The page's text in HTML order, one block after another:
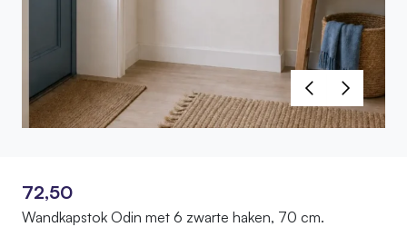
72,50
Wandkapstok Odin met 6 zwarte haken, 70 cm.